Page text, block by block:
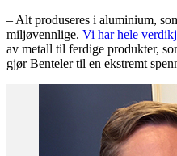
– Alt produseres i aluminium,
miljøvennlige. Vi har hele
av metall til ferdige produkter,
gjør Benteler til en ekstremt